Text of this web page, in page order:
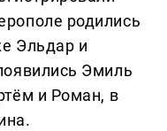
родились
Эльдар и
Эмиль
и Роман, в